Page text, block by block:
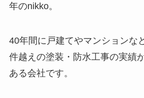
年のnikko。
40年間に戸建てやマンションな
件越えの塗装・防水工事の実績
ある会社です。